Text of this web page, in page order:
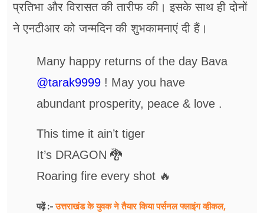
प्रतिभा और विरासत की तारीफ की। इसके साथ ही दोनों
ने एनटीआर को जन्मदिन की शुभकामनाएं दी हैं।
Many happy returns of the day Bava
@tarak9999 ! May you have
abundant prosperity, peace & love .
This time it ain’t tiger
It’s DRAGON 🐉
Roaring fire every shot 🔥
पढ़ें :-उत्तराखंड के युवक ने तैयार किया पर्सनल फ्लाइंग व्हीकल,